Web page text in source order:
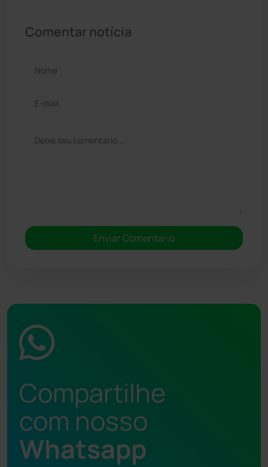
Comentar notícia
Compartilhe
com nosso
Whatsapp